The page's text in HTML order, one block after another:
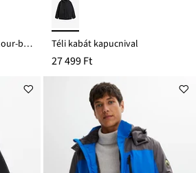
Téli kabát kapucnival, Colour-blocking stílusban Téli kabát kapucnival
27 499 Ft